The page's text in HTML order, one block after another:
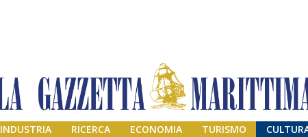
INDUSTRIA RICERCA ECONOMIA TURISMO